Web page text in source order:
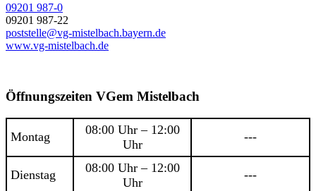
09201 987-0
09201 987-22
poststelle@vg-mistelbach.bayern.de
www.vg-mistelbach.de
Öffnungszeiten VGem Mistelbach
Montag
08:00 Uhr – 12:00
Uhr
---
Dienstag
08:00 Uhr – 12:00
Uhr
---